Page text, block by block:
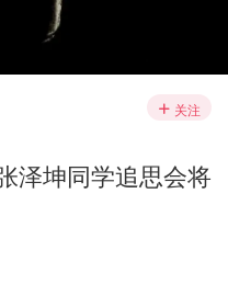
关注
泽坤同学追思会将